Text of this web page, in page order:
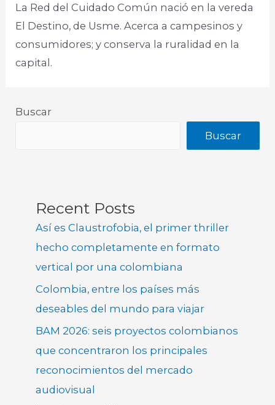
La Red del Cuidado Común nació en la vereda
El Destino, de Usme. Acerca a campesinos y
consumidores; y conserva la ruralidad en la
capital.
Buscar
Buscar
Recent Posts
Así es Claustrofobia, el primer thriller
hecho completamente en formato
vertical por una colombiana
Colombia, entre los países más
deseables del mundo para viajar
BAM 2026: seis proyectos colombianos
que concentraron los principales
reconocimientos del mercado
audiovisual